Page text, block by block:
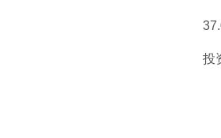
投